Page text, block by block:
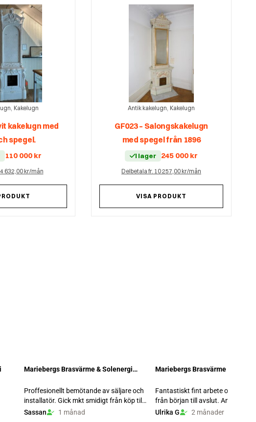
, Kakelugn
kakelugn med
spegel.
110 000 kr
632,00 kr/mån
Antik kakelugn, Kakelugn
GF023 – Salongskakelugn
med spegel från 1896
I lager 245 000 kr
Delbetala fr. 10 257,00 kr/mån
VISA PRODUKT